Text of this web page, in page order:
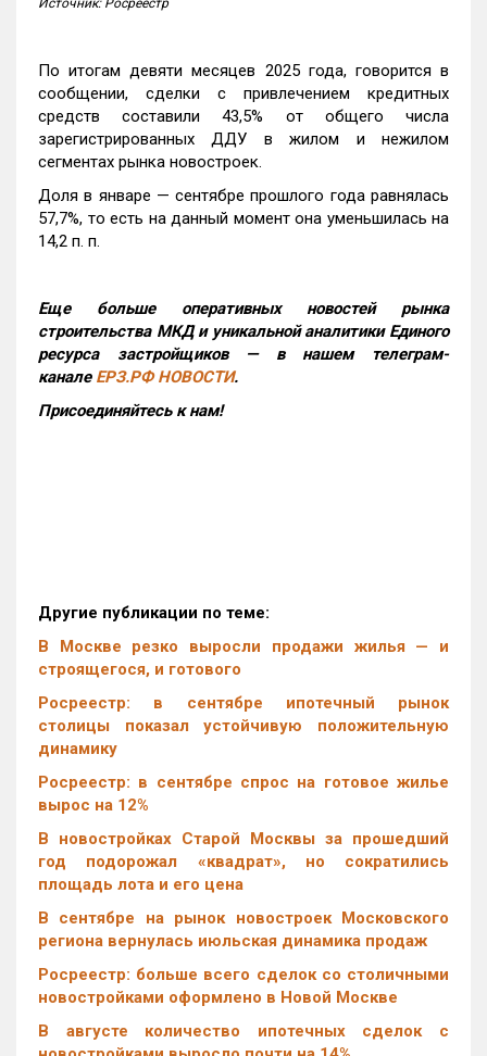
Источник: Росреестр
По итогам девяти месяцев 2025 года, говорится в
сообщении, сделки с привлечением кредитных
средств составили 43,5% от общего числа
зарегистрированных ДДУ в жилом и нежилом
сегментах рынка новостроек.
Доля в январе — сентябре прошлого года равнялась
57,7%, то есть на данный момент она уменьшилась на
14,2 п. п.
Еще больше оперативных новостей рынка
строительства МКД и уникальной аналитики Единого
ресурса застройщиков — в нашем телеграм-
канале ЕРЗ.РФ НОВОСТИ.
Присоединяйтесь к нам!
Другие публикации по теме:
В Москве резко выросли продажи жилья — и
строящегося, и готового
Росреестр: в сентябре ипотечный рынок
столицы показал устойчивую положительную
динамику
Росреестр: в сентябре спрос на готовое жилье
вырос на 12%
В новостройках Старой Москвы за прошедший
год подорожал «квадрат», но сократились
площадь лота и его цена
В сентябре на рынок новостроек Московского
региона вернулась июльская динамика продаж
Росреестр: больше всего сделок со столичными
новостройками оформлено в Новой Москве
В августе количество ипотечных сделок с